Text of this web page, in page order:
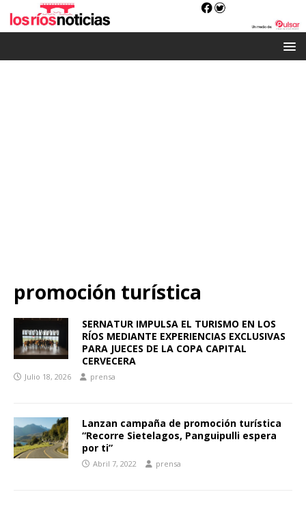
promoción turística
SERNATUR IMPULSA EL TURISMO EN LOS
RÍOS MEDIANTE EXPERIENCIAS EXCLUSIVAS
PARA JUECES DE LA COPA CAPITAL
CERVECERA
Julio 18, 2026 prensa
Lanzan campaña de promoción turística
“Recorre Sietelagos, Panguipulli espera
por ti”
Abril 7, 2022 prensa